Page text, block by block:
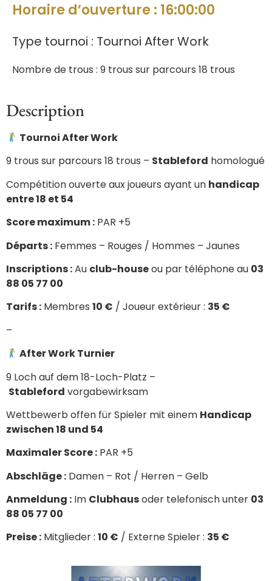
Horaire d’ouverture : 16:00:00
Type tournoi : Tournoi After Work
Nombre de trous : 9 trous sur parcours 18 trous
Description
Tournoi After Work
9 trous sur parcours 18 trous – Stableford homologué
Compétition ouverte aux joueurs ayant un handicap
entre 18 et 54
Score maximum : PAR +5
Départs : Femmes – Rouges / Hommes – Jaunes
Inscriptions :Au club-houseou par téléphone au 03
88 05 77 00
Tarifs : Membres 10 € / Joueur extérieur : 35 €
–
After Work Turnier
9 Loch auf dem 18-Loch-Platz –
Stableford vorgabewirksam
Wettbewerb offen für Spieler mit einem Handicap
zwischen 18 und 54
Maximaler Score : PAR +5
Abschläge : Damen – Rot / Herren – Gelb
Anmeldung : Im Clubhausoder telefonisch unter 03
88 05 77 00
Preise : Mitglieder : 10 € / Externe Spieler : 35 €